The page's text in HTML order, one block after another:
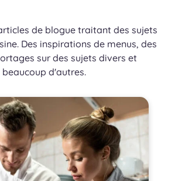
de blogue traitant des sujets
Des inspirations de menus, des
sur des sujets divers et
beaucoup d'autres.